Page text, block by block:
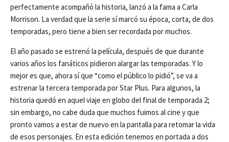
perfectamente acompañó la historia, lanzó a la fama a Carla
Morrison. La verdad que la serie sí marcó su época, corta, de dos
temporadas, pero tiene a bien ser recordada por muchos.
El año pasado se estrenó la película, después de que durante
varios años los fanáticos pidieron alargar las temporadas. Y lo
mejor es que, ahora sí que “como el público lo pidió”, se va a
estrenar la tercera temporada por Star Plus. Para algunos, la
historia quedó en aquel viaje en globo del final de temporada 2;
sin embargo, no cabe duda que muchos fuimos al cine y que
pronto vamos a estar de nuevo en la pantalla para retomar la vida
de esos personajes. En esta edición tenemos en portada a dos